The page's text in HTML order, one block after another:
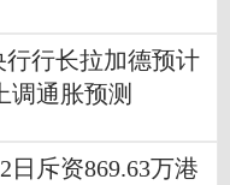
行长拉加德预计
调通胀预测
日斥资869.63万港